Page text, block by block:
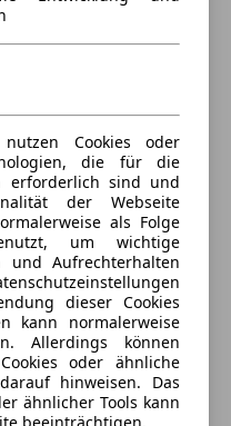
Cookies oder
die für die
erforderlich sind und
der Webseite
als Folge
um wichtige
und Aufrechterhalten
dieser Cookies
kann normalerweise
Allerdings können
oder ähnliche
hinweisen. Das
ähnlicher Tools kann